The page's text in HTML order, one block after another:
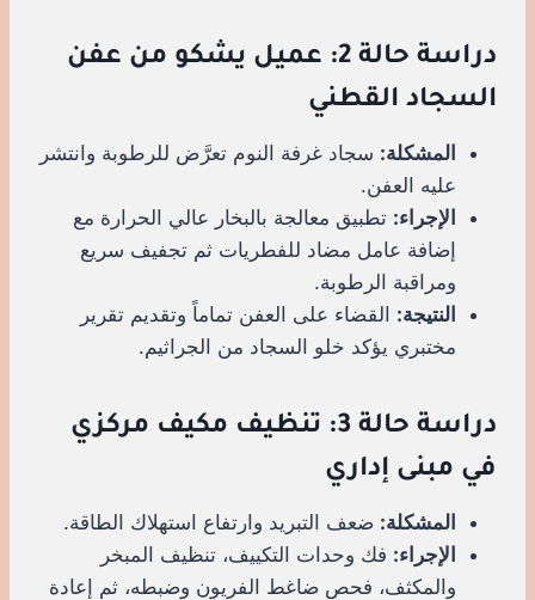
دراسة حالة 2: عميل يشكو من عفن
السجاد القطني
المشكلة: سجاد غرفة النوم تعرَّض للرطوبة وانتشر
عليه العفن.
الإجراء: تطبيق معالجة بالبخار عالي الحرارة مع
إضافة عامل مضاد للفطريات ثم تجفيف سريع
ومراقبة الرطوبة.
النتيجة: القضاء على العفن تماماً وتقديم تقرير
مختبري يؤكد خلو السجاد من الجراثيم.
دراسة حالة 3: تنظيف مكيف مركزي
في مبنى إداري
المشكلة: ضعف التبريد وارتفاع استهلاك الطاقة.
الإجراء: فك وحدات التكييف، تنظيف المبخر
والمكثف، فحص ضاغط الفريون وضبطه، ثم إعادة